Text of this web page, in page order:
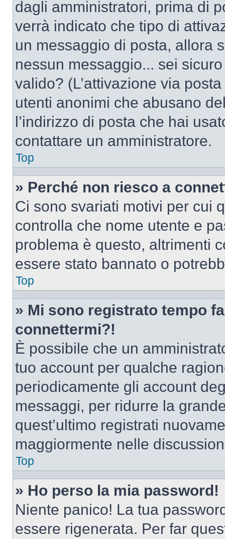
dagli amministratori, prima di
verrà indicato che tipo di
un messaggio di posta, allora
nessun messaggio... sei
valido? (L’attivazione via
utenti anonimi che abusano
l’indirizzo di posta che hai
contattare un amministratore.
Top
» Perché non riesco a
Ci sono svariati motivi per cui
controlla che nome utente e
problema è questo, altrimenti
essere stato bannato o
Top
» Mi sono registrato tempo
connettermi?!
È possibile che un
tuo account per qualche
periodicamente gli account
messaggi, per ridurre la
quest’ultimo registrati
maggiormente nelle
Top
» Ho perso la mia password!
Niente panico! La tua
essere rigenerata. Per far